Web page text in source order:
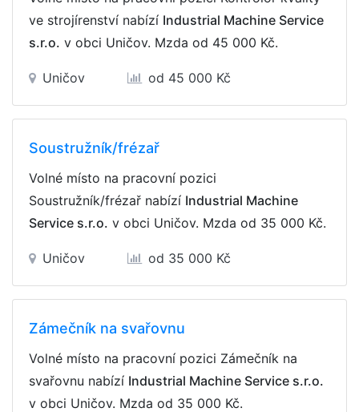
ve strojírenství nabízí Industrial Machine Service
s.r.o. v obci Uničov. Mzda od 45 000 Kč.
Uničov od 45 000 Kč
Soustružník/frézař
Volné místo na pracovní pozici
Soustružník/frézař nabízí Industrial Machine
Service s.r.o. v obci Uničov. Mzda od 35 000 Kč.
Uničov od 35 000 Kč
Zámečník na svařovnu
Volné místo na pracovní pozici Zámečník na
svařovnu nabízí Industrial Machine Service s.r.o.
v obci Uničov. Mzda od 35 000 Kč.